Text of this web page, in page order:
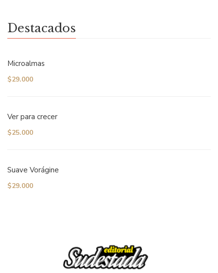
Destacados
Microalmas
$29.000
Ver para crecer
$25.000
Suave Vorágine
$29.000